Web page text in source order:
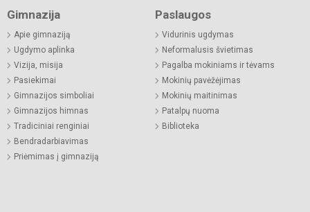
Gimnazija
Apie gimnaziją
Ugdymo aplinka
Vizija, misija
Pasiekimai
Gimnazijos simboliai
Gimnazijos himnas
Tradiciniai renginiai
Bendradarbiavimas
Priėmimas į gimnaziją
Paslaugos
Vidurinis ugdymas
Neformalusis švietimas
Pagalba mokiniams ir tėvams
Mokinių pavėžėjimas
Mokinių maitinimas
Patalpų nuoma
Biblioteka